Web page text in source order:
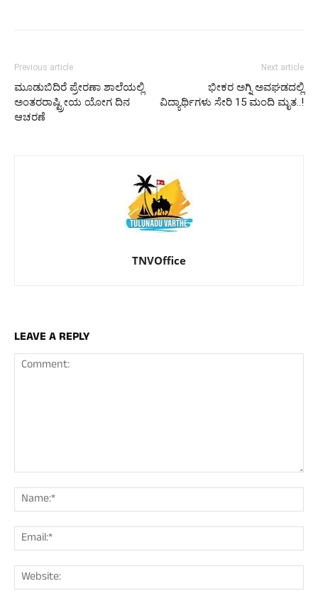
Previous article
ಮೂಡುಬಿದಿರೆ ಪ್ರೇರಣಾ ಶಾಲೆಯಲ್ಲಿ
ಅಂತರರಾಷ್ಟ್ರೀಯ ಯೋಗ ದಿನ
ಆಚರಣೆ
Next article
ಭೀಕರ ಅಗ್ನಿ ಅವಘಡದಲ್ಲಿ
ವಿದ್ಯಾರ್ಥಿಗಳು ಸೇರಿ 15 ಮಂದಿ ಮೃತ..!
TNVOffice
LEAVE A REPLY